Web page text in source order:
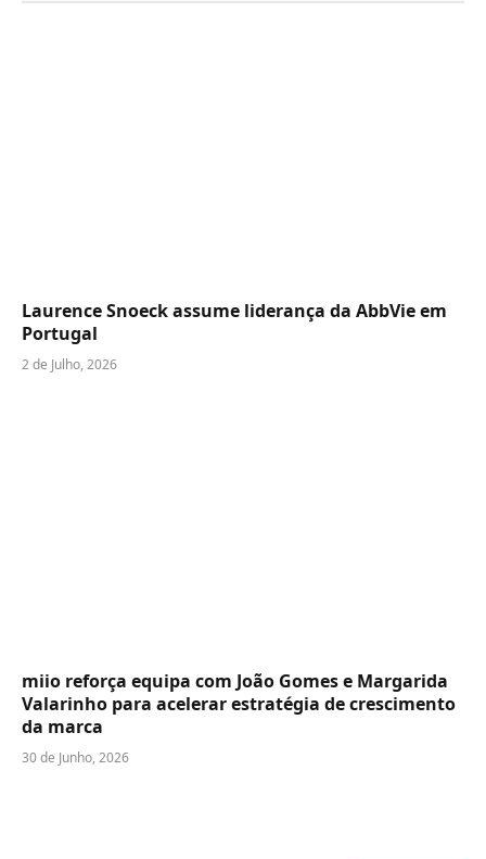
Laurence Snoeck assume liderança da AbbVie em
Portugal
2 de Julho, 2026
miio reforça equipa com João Gomes e Margarida
Valarinho para acelerar estratégia de crescimento
da marca
30 de Junho, 2026